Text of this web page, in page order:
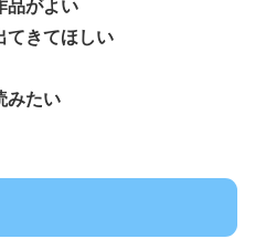
品がよい
てきてほしい
みたい